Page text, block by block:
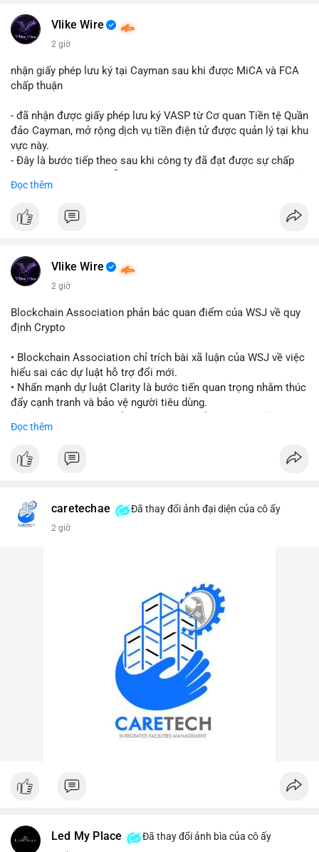
$btc $eth
#vlikevn #titanbot
Vlike Wire
2 giờ
nhận giấy phép lưu ký tại Cayman sau khi được MiCA và FCA
chấp thuận
- đã nhận được giấy phép lưu ký VASP từ Cơ quan Tiền tệ Quần
đảo Cayman, mở rộng dịch vụ tiền điện tử được quản lý tại khu
vực này.
- Đây là bước tiếp theo sau khi công ty đã đạt được sự chấp
quy định toàn cầu.
một cách hợp pháp tại Cayman, thu hút thêm khách hàng tổ
tảng tiền điện tử tăng cường tuân thủ pháp lý để mở rộng hoạt
động.
#binancesquare #cryptonews #blockchain #regulation
#custody
$btc $eth
#vlikevn #titanbot
📰 Nguồn: Cointelegraph
Đọc thêm
Vlike Wire
2 giờ
Blockchain Association phản bác quan điểm của WSJ về quy
định Crypto
• Blockchain Association chỉ trích bài xã luận của WSJ về việc
hiểu sai các dự luật hỗ trợ đổi mới.
• Nhấn mạnh dự luật Clarity là bước tiến quan trọng nhằm thúc
đẩy cạnh tranh và bảo vệ người tiêu dùng.
tài sản số.
#blockchain #cryptonews
#vlikevn #titanbot
Đọc thêm
caretechae Đã thay đổi ảnh đại diện của cô ấy
2 giờ
Led My Place Đã thay đổi ảnh bìa của cô ấy